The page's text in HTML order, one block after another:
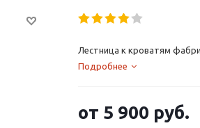
Лестница к кроватям
Подробнее
от 5 900 руб.